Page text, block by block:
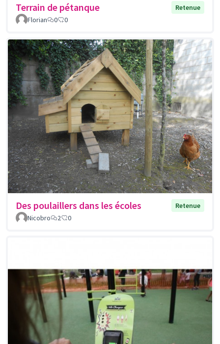
Terrain de pétanque
Retenue
Florian
0 0
Des poulaillers dans les écoles
Retenue
Nicobro
2 0